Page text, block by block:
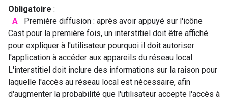
Obligatoire :
A
Première diffusion : après avoir appuyé sur l'icône
Cast pour la première fois, un interstitiel doit être affiché
pour expliquer à l'utilisateur pourquoi il doit autoriser
l'application à accéder aux appareils du réseau local.
L'interstitiel doit inclure des informations sur la raison pour
laquelle l'accès au réseau local est nécessaire, afin
d'augmenter la probabilité que l'utilisateur accepte l'accès à